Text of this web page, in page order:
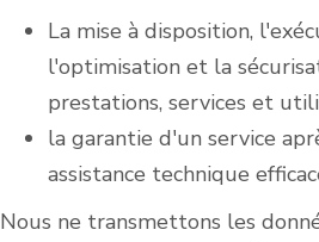
La mise à disposition,
l'optimisation et la
prestations, services et
la garantie d'un service
assistance technique
Nous ne transmettons les